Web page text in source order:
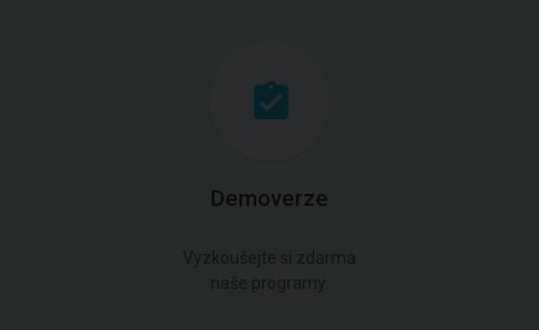
Demoverze
Vyzkoušejte si zdarma
naše programy.